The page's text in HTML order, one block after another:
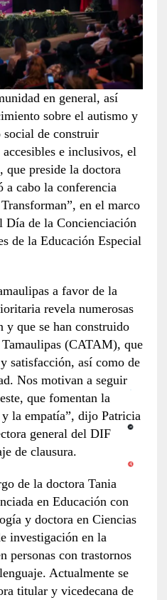
en general, así
sobre el autismo y
de construir
e inclusivos, el
que preside la doctora
cabo la conferencia
en el marco
Día de la Concienciación
de la Educación Especial
a favor de la
revela numerosas
y que se han construido
(CATAM), que
satisfacción, así como de
Nos motivan a seguir
que fomentan la
la empatía”, dijo Patricia
general del DIF
de clausura.
de la doctora Tania
en Educación con
y doctora en Ciencias
investigación en la
personas con trastornos
Actualmente se
titular y vicedecana de